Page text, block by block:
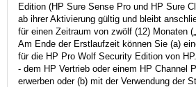
Edition (HP Sure Sense Pro und HP Sure
ab ihrer Aktivierung gültig und bleibt
für einen Zeitraum von zwölf (12) Monaten
Am Ende der Erstlaufzeit können Sie (a)
für die HP Pro Wolf Security Edition von
- dem HP Vertrieb oder einem HP Channel
erwerben oder (b) mit der Verwendung der